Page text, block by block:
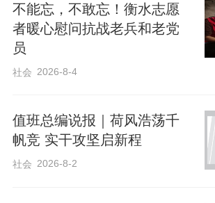
净净的，心里就高兴！” 说话
搬运起新树苗。
不能忘，不敢忘！衡水志愿
者暖心慰问抗战老兵和老党
员
社会 2026-8-4
值班总编说报｜荷风浩荡千
帆竞 实干攻坚启新程
社会 2026-8-2